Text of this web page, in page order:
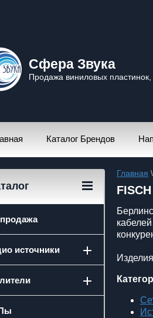
Сфера Звука
Продажа виниловых
Каталог Брендов
Главная
FISCH
источники